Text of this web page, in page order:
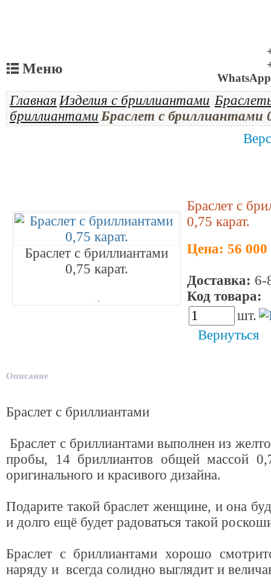
Меню
Главная Изделия с бриллиантами
бриллиантами Браслет с бриллиантами
Браслет с бриллиантами
0,75 карат.
Браслет с
0,75 карат.
Цена: 56 000
Доставка: 6-
Код товара:
шт.
Вернуться
Описание
Браслет с бриллиантами
Браслет с бриллиантами выполнен из
пробы, 14 бриллиантов общей массой
оригинального и красивого дизайна.
Подарите такой браслет женщине, и она
и долго ещё будет радоваться такой
Браслет с бриллиантами хорошо
наряду и всегда солидно выглядит и